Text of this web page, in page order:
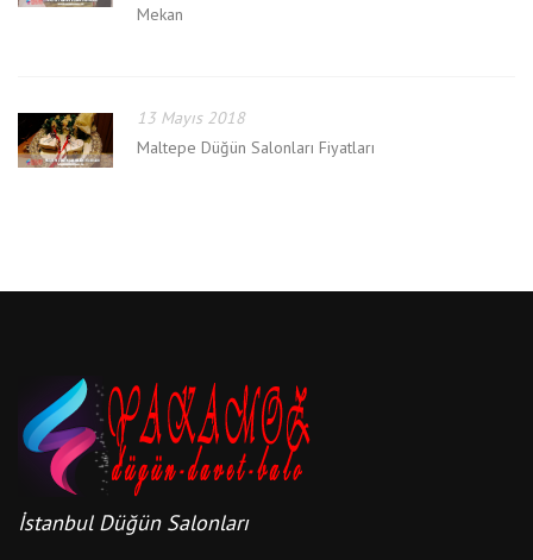
Mekan
13 Mayıs 2018
Maltepe Düğün Salonları Fiyatları
İstanbul Düğün Salonları